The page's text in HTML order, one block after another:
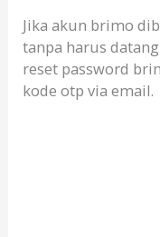
Jika akun brimo
tanpa harus
reset password
kode otp via email.